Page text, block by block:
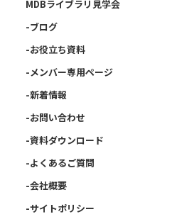
MDBライブラリ見学会
-ブログ
-お役立ち資料
-メンバー専用ページ
-新着情報
-お問い合わせ
-資料ダウンロード
-よくあるご質問
-会社概要
-サイトポリシー